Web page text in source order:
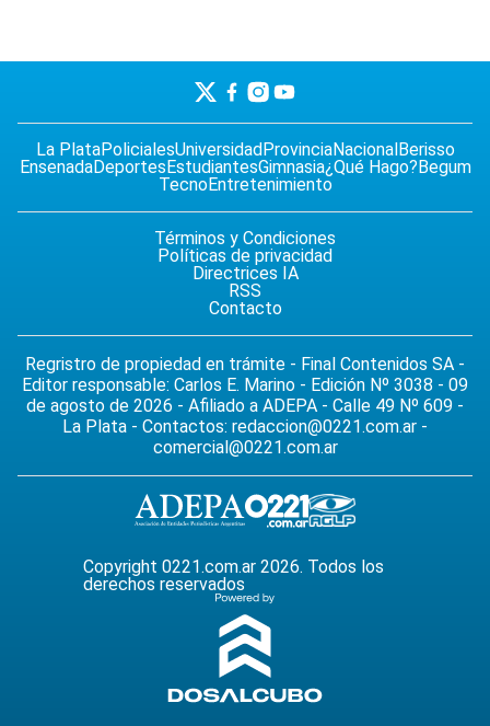
La PlataPolicialesUniversidadProvinciaNacionalBerisso
EnsenadaDeportesEstudiantesGimnasia¿Qué Hago?Begum
TecnoEntretenimiento
Términos y Condiciones
Políticas de privacidad
Directrices IA
RSS
Contacto
Regristro de propiedad en trámite - Final Contenidos SA -
Editor responsable: Carlos E. Marino - Edición Nº 3038 - 09
de agosto de 2026 - Afiliado a ADEPA - Calle 49 Nº 609 -
La Plata - Contactos: redaccion@0221.com.ar -
comercial@0221.com.ar
Copyright 0221.com.ar 2026. Todos los
derechos reservados